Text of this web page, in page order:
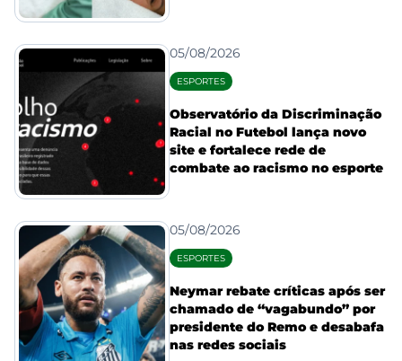
05/08/2026
ESPORTES
Observatório da Discriminação
Racial no Futebol lança novo
site e fortalece rede de
combate ao racismo no esporte
05/08/2026
ESPORTES
Neymar rebate críticas após ser
chamado de “vagabundo” por
presidente do Remo e desabafa
nas redes sociais